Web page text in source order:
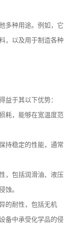
多种用途。例如，它
，以及用于制造各种
益于其以下优势：
耗，能够在宽温度范
持稳定的性能，通常
，包括润滑油、液压
蚀。
的耐性，包括无机
备中承受化学品的侵